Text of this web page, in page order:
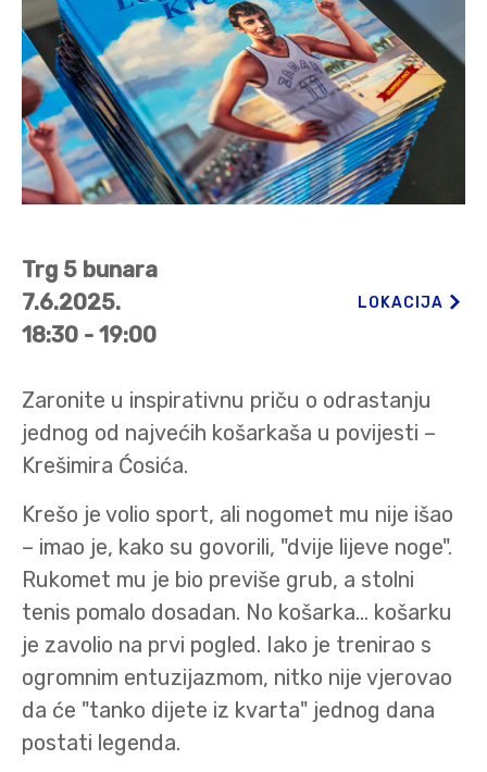
Trg 5 bunara
7.6.2025.
18:30 - 19:00
LOKACIJA
Zaronite u inspirativnu priču o odrastanju
jednog od najvećih košarkaša u povijesti –
Krešimira Ćosića.
Krešo je volio sport, ali nogomet mu nije išao
– imao je, kako su govorili, "dvije lijeve noge".
Rukomet mu je bio previše grub, a stolni
tenis pomalo dosadan. No košarka... košarku
je zavolio na prvi pogled. Iako je trenirao s
ogromnim entuzijazmom, nitko nije vjerovao
da će "tanko dijete iz kvarta" jednog dana
postati legenda.